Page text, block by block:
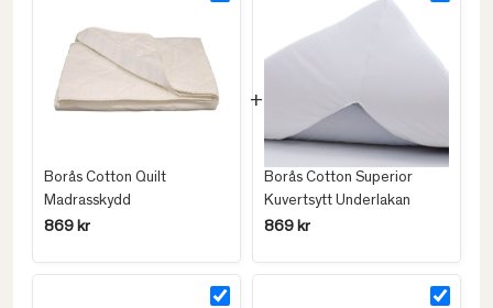
Borås Cotton Quilt
Madrasskydd
869 kr
Borås Cotton Superior
Kuvertsytt Underlakan
869 kr